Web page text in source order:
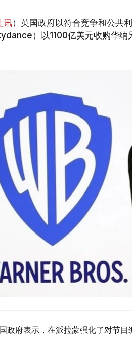
讯）英国政府以符合竞争和公共
）以1100亿美元收购华
政府表示，在派拉蒙强化了对节